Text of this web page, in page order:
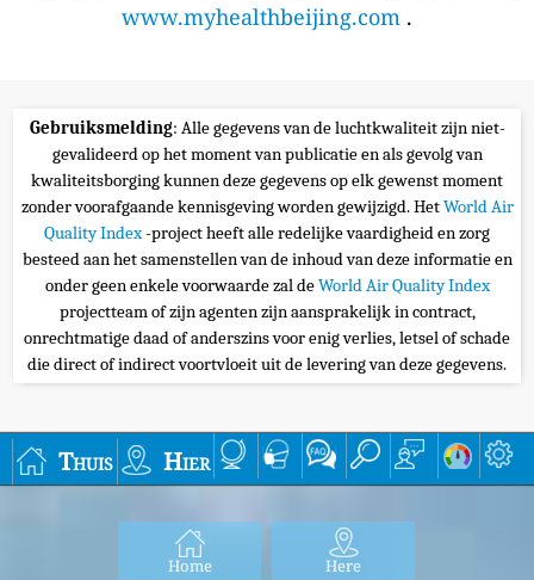
www.myhealthbeijing.com .
Gebruiksmelding: Alle gegevens van de luchtkwaliteit zijn niet-
gevalideerd op het moment van publicatie en als gevolg van
kwaliteitsborging kunnen deze gegevens op elk gewenst moment
zonder voorafgaande kennisgeving worden gewijzigd. HetWorld Air
Quality Index-project heeft alle redelijke vaardigheid en zorg
besteed aan het samenstellen van de inhoud van deze informatie en
onder geen enkele voorwaarde zal deWorld Air Quality Index
projectteam of zijn agenten zijn aansprakelijk in contract,
onrechtmatige daad of anderszins voor enig verlies, letsel of schade
die direct of indirect voortvloeit uit de levering van deze gegevens.
Thuis Hier
Home Here